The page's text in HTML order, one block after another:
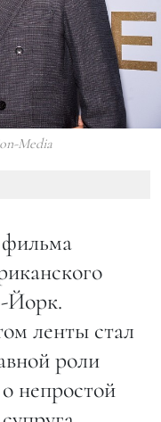
Media
Йорк.
ленты стал
роли
непростой